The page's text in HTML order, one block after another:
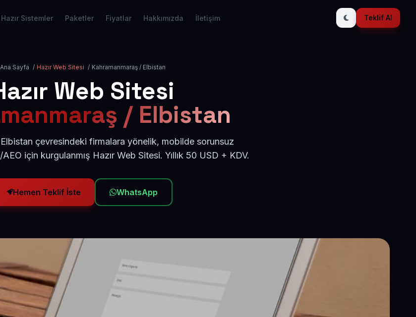
Hazır Sistemler Paketler Fiyatlar Hakkımızda İletişim Teklif Al
Ana Sayfa / Hazır Web Sitesi / Kahramanmaraş / Elbistan
Web Sitesi
/ Elbistan
çevresindeki firmalara yönelik, mobilde sorunsuz
için kurgulanmış Hazır Web Sitesi. Yıllık 50 USD + KDV.
Hemen Teklif İste WhatsApp